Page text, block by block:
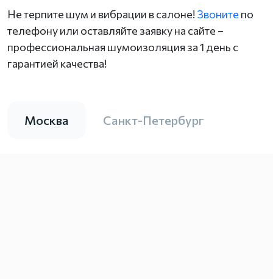
Не терпите шум и вибрации в салоне! Звоните по
телефону или оставляйте заявку на сайте –
профессиональная шумоизоляция за 1 день с
гарантией качества!
Москва Санкт-Петербург